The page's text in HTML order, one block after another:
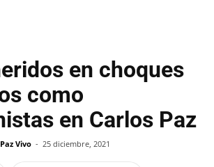
en choques
como
en Carlos Paz
Vivo - 25 diciembre, 2021